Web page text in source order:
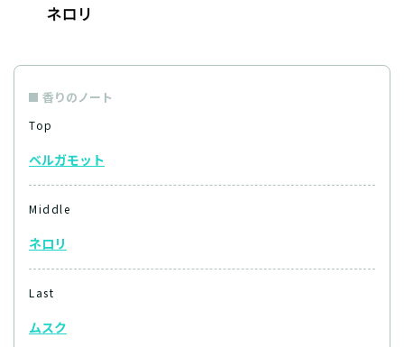
香りのノート
Top
ベルガモット
Middle
ネロリ
Last
ムスク